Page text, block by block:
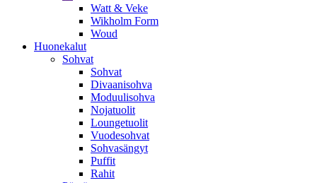
Watt & Veke
Wikholm Form
Woud
Huonekalut
Sohvat
Sohvat
Divaanisohva
Moduulisohva
Nojatuolit
Loungetuolit
Vuodesohvat
Sohvasängyt
Puffit
Rahit